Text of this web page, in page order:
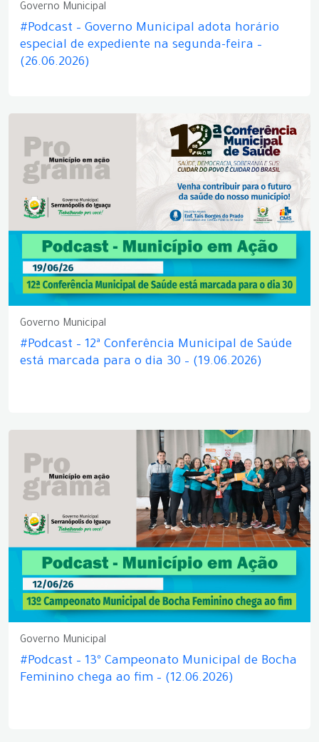
Governo Municipal
#Podcast – Governo Municipal adota horário
especial de expediente na segunda-feira –
(26.06.2026)
Governo Municipal
#Podcast – 12ª Conferência Municipal de Saúde
está marcada para o dia 30 – (19.06.2026)
Governo Municipal
#Podcast – 13º Campeonato Municipal de Bocha
Feminino chega ao fim – (12.06.2026)